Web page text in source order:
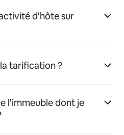
d'hôte sur
tarification ?
l'immeuble dont je